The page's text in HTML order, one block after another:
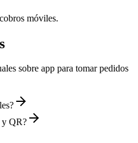
móviles.
sobre app para tomar pedidos
y QR?